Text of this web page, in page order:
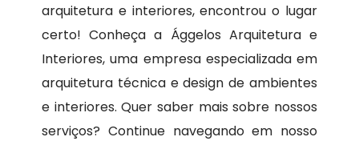
arquitetura e interiores, encontrou o lugar
certo! Conheça a Ággelos Arquitetura e
Interiores, uma empresa especializada em
arquitetura técnica e design de ambientes
e interiores. Quer saber mais sobre nossos
serviços? Continue navegando em nosso